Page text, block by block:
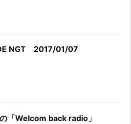
NGT 2017/01/07
「Welcom back radio」